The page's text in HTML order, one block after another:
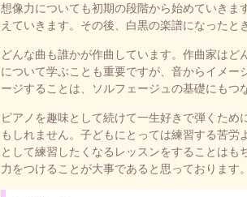
想像力についても初期の段階から始めていき
えていきます。その後、白黒の楽譜になった
どんな曲も誰かが作曲しています。作曲家は
について学ぶことも重要ですが、音からイメ
ージすることは、ソルフェージュの基礎にもつ
ピアノを趣味として続けて一生好きで弾くた
もしれません。子どもにとっては練習する苦
として練習したくなるレッスンをすることは
力をつけることが大事であると思っております